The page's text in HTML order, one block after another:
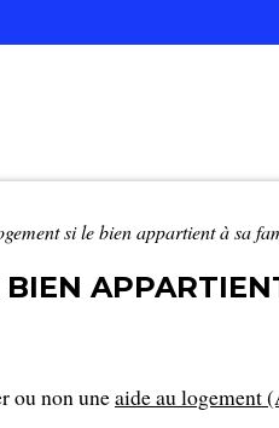
si le bien appartient à sa
ou non uneaide au logement